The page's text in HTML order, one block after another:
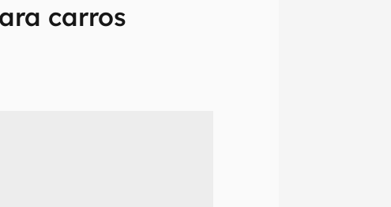
carros
em primeira